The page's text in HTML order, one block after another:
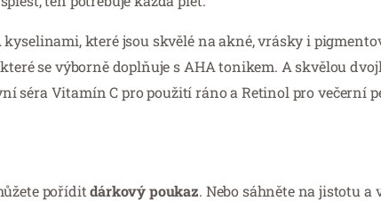
které jsou skvělé na akné, vrásky i
se výborně doplňuje s AHA tonikem. A skvělou
séra Vitamín C pro použití ráno a Retinol pro večerní
poříditdárkový poukaz. Nebo sáhněte na jistotu a